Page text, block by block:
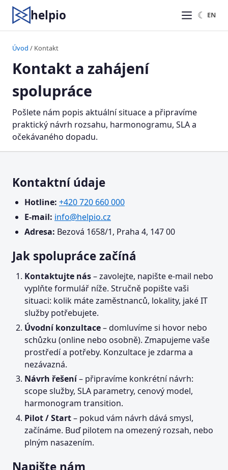
helpio ☾ EN
Úvod / Kontakt
Kontakt a zahájení
spolupráce
Pošlete nám popis aktuální situace a připravíme
praktický návrh rozsahu, harmonogramu, SLA a
očekávaného dopadu.
Kontaktní údaje
Hotline: +420 720 660 000
E-mail: info@helpio.cz
Adresa: Bezová 1658/1, Praha 4, 147 00
Jak spolupráce začíná
Kontaktujte nás– zavolejte, napište e-mail nebo
vyplňte formulář níže. Stručně popište vaši
situaci: kolik máte zaměstnanců, lokality, jaké IT
služby potřebujete.
Úvodní konzultace– domluvíme si hovor nebo
schůzku (online nebo osobně). Zmapujeme vaše
prostředí a potřeby. Konzultace je zdarma a
nezávazná.
Návrh řešení– připravíme konkrétní návrh:
scope služby, SLA parametry, cenový model,
harmonogram transition.
Pilot / Start– pokud vám návrh dává smysl,
začínáme. Buď pilotem na omezený rozsah, nebo
plným nasazením.